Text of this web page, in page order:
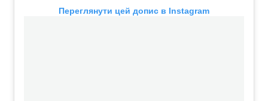
Переглянути цей допис в Instagram